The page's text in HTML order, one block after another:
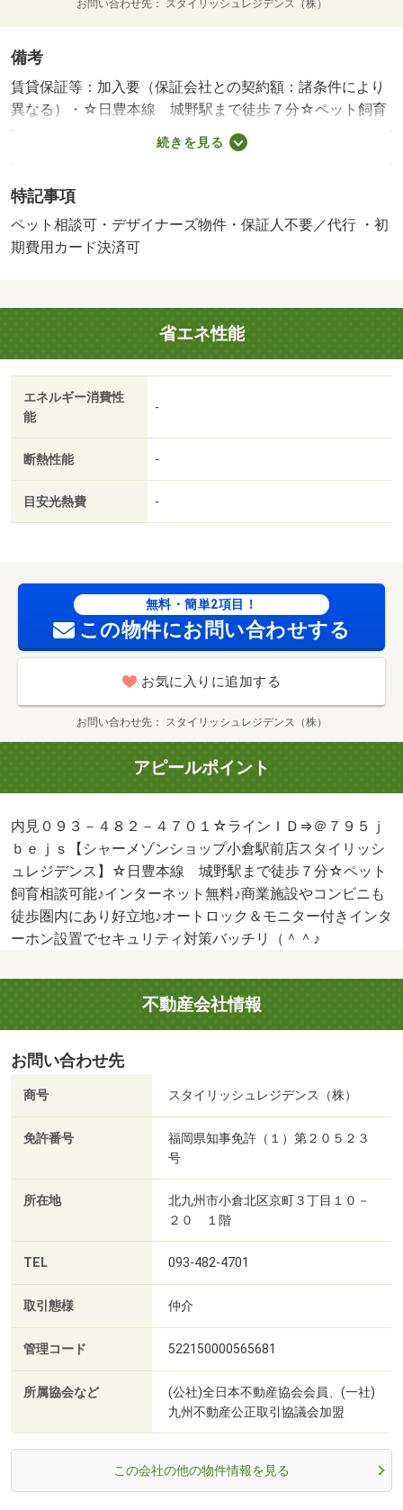
お問い合わせ先 スタイリッシュレジデンス（株）
備考
賃貸保証等：加入要（保証会社との契約額：諸条件により
異なる）・☆日豊本線 城野駅まで徒歩７分☆ペット飼育
相談可能♪インターネット無料♪商業施設やコンビニも徒歩
圏内にあり好立地♪オートロック＆モニター付きインターホ
続きを見る
特記事項
ペット相談可・デザイナーズ物件・保証人不要／代行 ・初
期費用カード決済可
省エネ性能
エネルギー消費性
能
-
断熱性能 -
目安光熱費 -
無料・簡単2項目！
この物件にお問い合わせする
お気に入りに追加する
お問い合わせ先 スタイリッシュレジデンス（株）
アピールポイント
内見０９３－４８２－４７０１☆ラインＩＤ⇒＠７９５ｊ
ｂｅｊｓ【シャーメゾンショップ小倉駅前店スタイリッシ
ュレジデンス】☆日豊本線 城野駅まで徒歩７分☆ペット
飼育相談可能♪インターネット無料♪商業施設やコンビニも
徒歩圏内にあり好立地♪オートロック＆モニター付きインタ
ーホン設置でセキュリティ対策バッチリ（＾＾♪
不動産会社情報
お問い合わせ先
商号 スタイリッシュレジデンス（株）
免許番号
福岡県知事免許（１）第２０５２３
号
所在地
北九州市小倉北区京町３丁目１０－
２０ １階
TEL 093-482-4701
取引態様 仲介
管理コード 522150000565681
所属協会など
(公社)全日本不動産協会会員、(一社)
九州不動産公正取引協議会加盟
この会社の他の物件情報を見る